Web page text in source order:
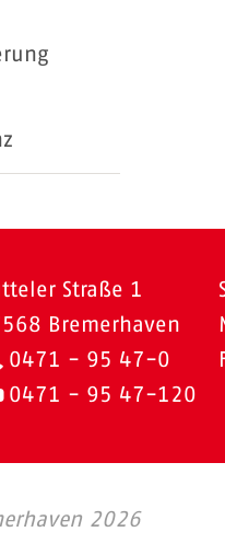
Straße 1
Bremerhaven
0471 - 95 47-0
0471 - 95 47-120
2026